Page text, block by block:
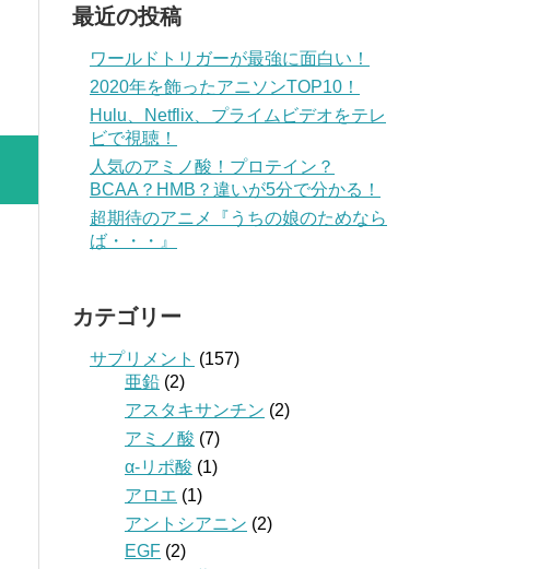
最近の投稿
ワールドトリガーが最強に面白い！
2020年を飾ったアニソンTOP10！
Hulu、Netflix、プライムビデオをテレ
ビで視聴！
人気のアミノ酸！プロテイン？
BCAA？HMB？違いが5分で分かる！
超期待のアニメ『うちの娘のためなら
ば・・・』
カテゴリー
サプリメント (157)
亜鉛 (2)
アスタキサンチン (2)
アミノ酸 (7)
α-リポ酸 (1)
アロエ (1)
アントシアニン (2)
EGF (2)